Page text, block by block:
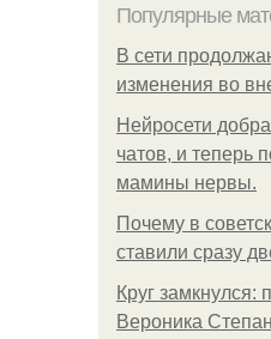
Популярные
В сети
изменения во
Нейросети
чатов, и теперь
мамины нервы.
Почему в
ставили сразу
Круг замкнулся:
Вероника